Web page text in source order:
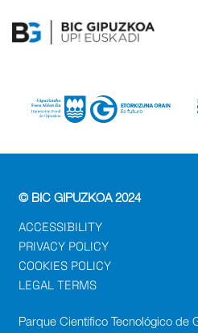
© BIC GIPUZKOA 2024
ACCESSIBILITY
PRIVACY POLICY
COOKIES POLICY
LEGAL TERMS
Parque Cientifico Tecnológico de